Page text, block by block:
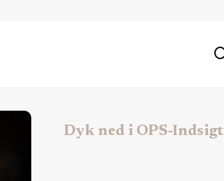
Dyk ned i OPS-Indsigt